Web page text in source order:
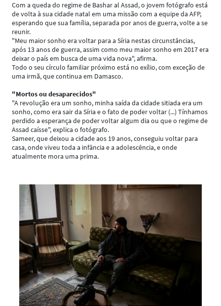
Com a queda do regime de Bashar al Assad, o jovem fotógrafo está
de volta à sua cidade natal em uma missão com a equipe da AFP,
esperando que sua família, separada por anos de guerra, volte a se
reunir.
"Meu maior sonho era voltar para a Síria nestas circunstâncias,
após 13 anos de guerra, assim como meu maior sonho em 2017 era
deixar o país em busca de uma vida nova", afirma.
Todo o seu círculo familiar próximo está no exílio, com exceção de
uma irmã, que continua em Damasco.
"Mortos ou desaparecidos"
"A revolução era um sonho, minha saída da cidade sitiada era um
sonho, como era sair da Síria e o fato de poder voltar (...) Tínhamos
perdido a esperança de poder voltar algum dia ou que o regime de
Assad caísse", explica o fotógrafo.
Sameer, que deixou a cidade aos 19 anos, conseguiu voltar para
casa, onde viveu toda a infância e a adolescência, e onde
atualmente mora uma prima.